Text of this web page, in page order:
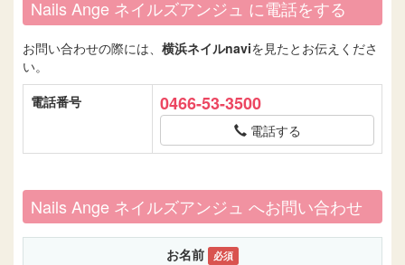
Nails Ange ネイルズアンジュ に電話をする
お問い合わせの際には、 横浜ネイルnaviを見たとお伝えくださ
い。
電話番号
0466-53-3500
電話する
Nails Ange ネイルズアンジュ へお問い合わせ
お名前 必須